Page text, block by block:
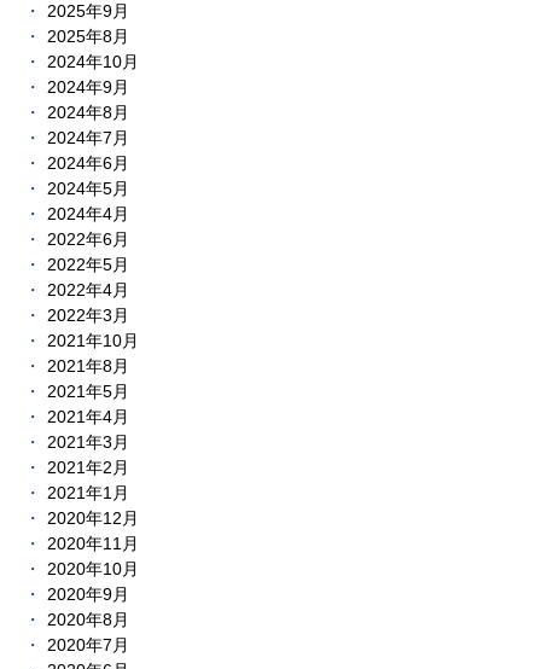
2025年9月
2025年8月
2024年10月
2024年9月
2024年8月
2024年7月
2024年6月
2024年5月
2024年4月
2022年6月
2022年5月
2022年4月
2022年3月
2021年10月
2021年8月
2021年5月
2021年4月
2021年3月
2021年2月
2021年1月
2020年12月
2020年11月
2020年10月
2020年9月
2020年8月
2020年7月